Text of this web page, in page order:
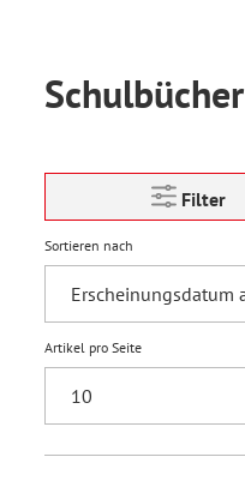
Schulbücher
Filter
Sortieren nach
Artikel pro Seite